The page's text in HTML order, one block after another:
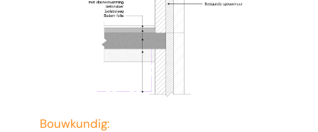
Bouwkundig: